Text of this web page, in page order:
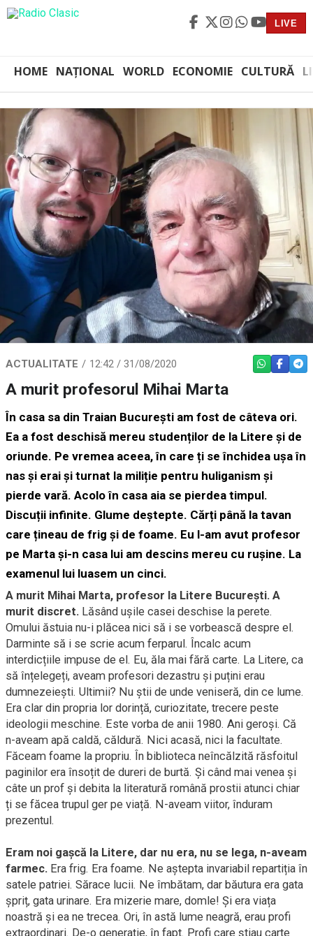
LIVE
HOME NAȚIONAL WORLD ECONOMIE CULTURĂ
ACTUALITATE 12:42 / 31/08/2020 WHATSAPP
A murit profesorul Mihai Marta
În casa sa din Traian București am fost de câteva ori.
Ea a fost deschisă mereu studenților de la Litere și de
oriunde. Pe vremea aceea, în care ți se închidea ușa în
nas și erai și turnat la miliție pentru huliganism și
pierde vară. Acolo în casa aia se pierdea timpul.
Discuții infinite. Glume deștepte. Cărți până la tavan
care țineau de frig și de foame. Eu l-am avut profesor
pe Marta și-n casa lui am descins mereu cu rușine. La
examenul lui luasem un cinci.
A murit Mihai Marta, profesor la Litere București. A
murit discret. Lăsând ușile casei deschise la perete.
Omului ăstuia nu-i plăcea nici să i se vorbească despre el.
Darminte să i se scrie acum ferparul. Încalc acum
interdicțiile impuse de el. Eu, ăla mai fără carte. La Litere, ca
să înțelegeți, aveam profesori dezastru și puțini erau
dumnezeiești. Ultimii? Nu știi de unde veniseră, din ce lume.
Era clar din propria lor dorință, curiozitate, trecere peste
ideologii meschine. Este vorba de anii 1980. Ani geroși. Că
n-aveam apă caldă, căldură. Nici acasă, nici la facultate.
Făceam foame la propriu. În biblioteca neîncălzită răsfoitul
paginilor era însoțit de dureri de burtă. Și când mai venea și
câte un prof și debita la literatură română prostii atunci chiar
ți se făcea trupul ger pe viață. N-aveam viitor, înduram
prezentul.
Eram noi gașcă la Litere, dar nu era, nu se lega, n-aveam
farmec. Era frig. Era foame. Ne aștepta invariabil repartiția în
satele patriei. Sărace lucii. Ne îmbătam, dar băutura era gata
șpriț, gata urinare. Era mizerie mare, domle! Și era viața
noastră și ea ne trecea. Ori, în astă lume neagră, erau profi
extraordinari. De-o generație, în fapt. Profi care știau carte